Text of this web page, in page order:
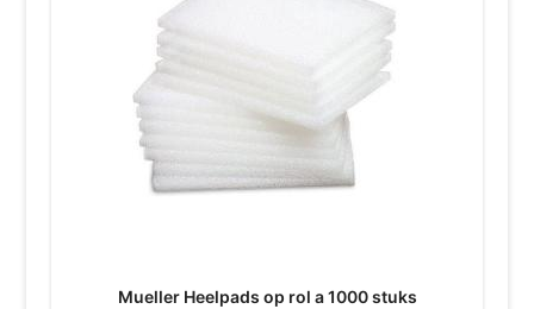
Mueller Heelpads op rol a 1000 stuks